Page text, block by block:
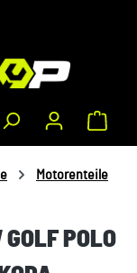
Motorenteile
POLO